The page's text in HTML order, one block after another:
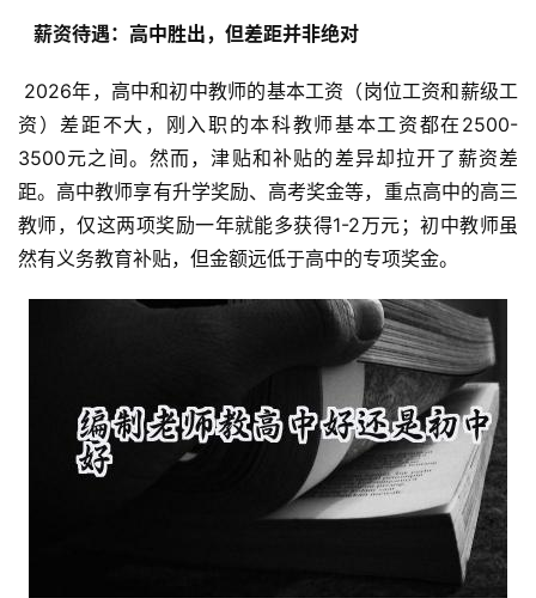
  薪资待遇：高中胜出，但差距并非绝对
资）差距不大，刚入职的本科教师基本工资都在2500-
3500元之间。然而，津贴和补贴的差异却拉开了薪资差
距。高中教师享有升学奖励、高考奖金等，重点高中的高三
教师，仅这两项奖励一年就能多获得1-2万元；初中教师虽
然有义务教育补贴，但金额远低于高中的专项奖金。